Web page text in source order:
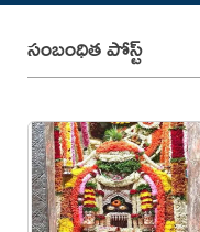
సంబంధిత పోస్ట్